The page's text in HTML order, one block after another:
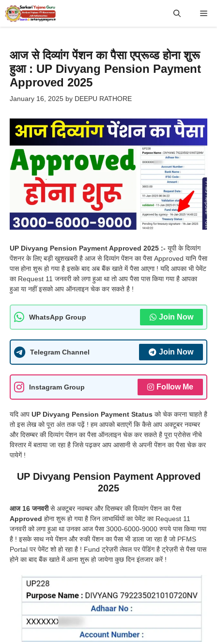
Skip
to
आज से दिव्यांग पेंशन का पैसा एप्रूव्ड होना शुरू
हुआ : UP Divyang Pension Payment
Approved 2025
January 16, 2025 by DEEPU RATHORE
UP Divyang Pension Payment Approved 2025 :- यूपी के दिव्यांग
पेंशनर के लिए बड़ी खुशखबरी है आज से दिव्यांग पेंशन का पैसा Approved यानि पैसा
पास होना शुरू हो गया है इसके बाद अब बैंक खाते में पैसा आएगा ! यदि आपका भी पेमेंट
का Request 11 जनवरी को लगा हुआ था तो आप पैसा पास किया गया है आपका
हुआ या नहीं इसको आप ऑनलाइन चेक कर सकते है !
WhatsApp Group Join Now
Telegram Channel Join Now
Instagram Group Follow Me
यदि आप UP Divyang Pension Payment Status को चेक करना चाहते है
तो इस लेख को पूरा अंत तक पढ़ें ! हम आपको बताएगें कि कैसे आप अक्टूबर नवम्बर
और दिसम्बर की दिव्यांग पेंशन का पैसा ऑनलाइन चेक कर सकते है पूरा प्रोसेस नीचे
विस्तार में बताया जा रहा है जिसे पढ़कर आप आसानी से अपनी पेंशन का पैसा चेक कर
पायेगें !
UP Divyang Pension Payment Approved
2025
आज 16 जनवरीसे अक्टूबर नवम्बर और दिसम्बर की दिव्यांग पेंशन का पैसा
Approved होना शुरू हो गया है जिन लाभार्थियों का पेमेंट का Request 11
जनवरी को लगा हुआ था उनका आज पैसा 3000-6000-9000 रुपये पास किया गया
है ! इसके साथ नये पेंशन और रुकी पेंशन का पैसा भी डाला जा रहा है जो PFMS
Portal पर पेमेंट शो हो रहा है ! Fund ट्रेज़री लेवल पर पेंडिंग है ट्रेज़री से पैसा पास
होने का बाद बैंक खाते में आना शुरू हो जायेगा कुछ दिन इंतजार करें !